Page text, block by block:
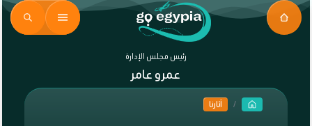
رئيس مجلس الإدارة
عمرو عامر
آثارنا